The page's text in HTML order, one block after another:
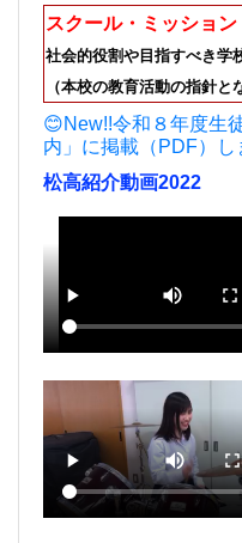
スクール・ミッション
社会的役割や目指すべき学
（本校の教育活動の指針と
😊New!!令和８年度生
内」に掲載（PDF）し
松高紹介動画2022